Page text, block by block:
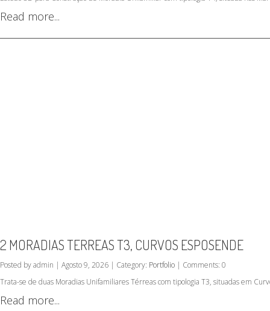
Read more...
2 MORADIAS TERREAS T3, CURVOS ESPOSENDE
Posted by admin | Agosto 9, 2026 | Category: Portfolio | Comments: 0
Trata-se de duas Moradias Unifamiliares Térreas com tipologia T3, situadas em
Read more...